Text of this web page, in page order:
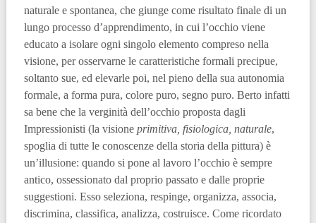
naturale e spontanea, che giunge come risultato finale di un
lungo processo d’apprendimento, in cui l’occhio viene
educato a isolare ogni singolo elemento compreso nella
visione, per osservarne le caratteristiche formali precipue,
soltanto sue, ed elevarle poi, nel pieno della sua autonomia
formale, a forma pura, colore puro, segno puro. Berto infatti
sa bene che la verginità dell’occhio proposta dagli
Impressionisti (la visione primitiva, fisiologica, naturale,
spoglia di tutte le conoscenze della storia della pittura) è
un’illusione: quando si pone al lavoro l’occhio è sempre
antico, ossessionato dal proprio passato e dalle proprie
suggestioni. Esso seleziona, respinge, organizza, associa,
discrimina, classifica, analizza, costruisce. Come ricordato